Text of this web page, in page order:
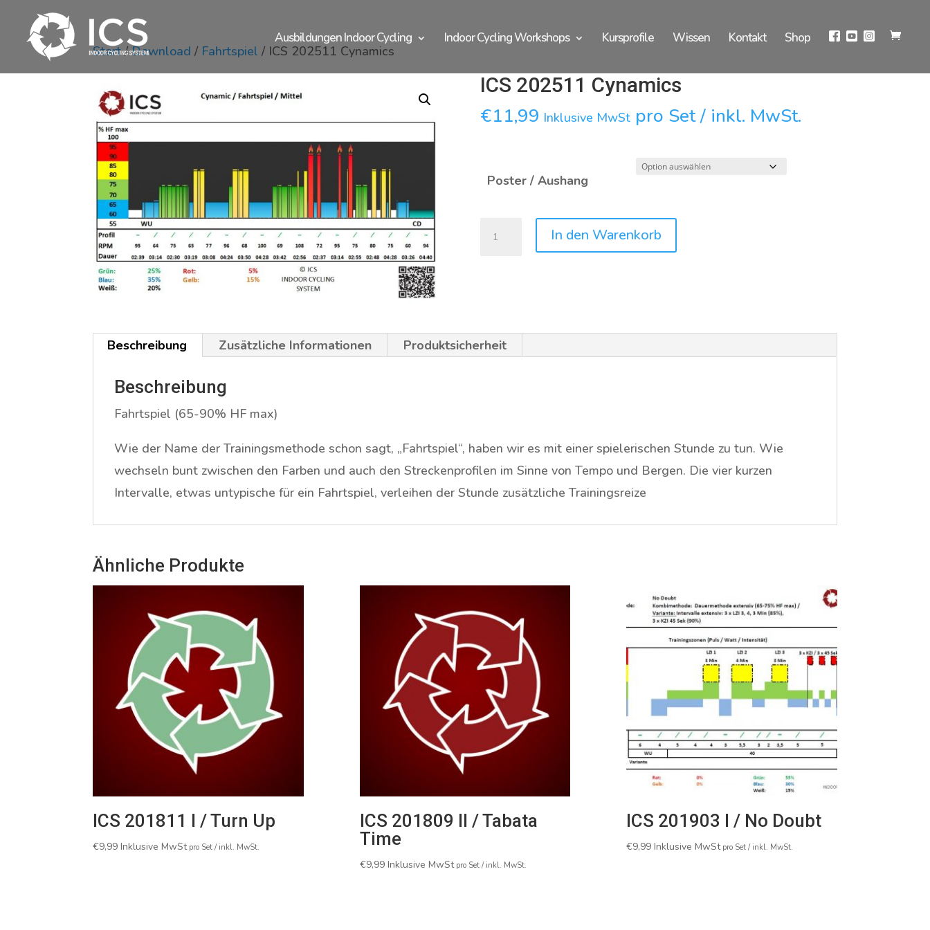
Ausbildungen Indoor Cycling Indoor Cycling Workshops Kursprofile Wissen Kontakt Shop
Start/Download / Fahrtspiel / ICS 202511 Cynamics
ICS 202511 Cynamics
€11,99 Inklusive MwStpro Set / inkl. MwSt.
Poster / Aushang
In den Warenkorb
Beschreibung Zusätzliche Informationen Produktsicherheit
Beschreibung
Fahrtspiel (65-90% HF max)
Wie der Name der Trainingsmethode schon sagt, „Fahrtspiel“, haben wir es mit einer spielerischen Stunde zu tun. Wie
wechseln bunt zwischen den Farben und auch den Streckenprofilen im Sinne von Tempo und Bergen. Die vier kurzen
Intervalle, etwas untypische für ein Fahrtspiel, verleihen der Stunde zusätzliche Trainingsreize
Ähnliche Produkte
ICS 201811 I / Turn Up
€9,99 Inklusive MwStpro Set / inkl. MwSt.
ICS 201809 II / Tabata
Time
€9,99 Inklusive MwStpro Set / inkl. MwSt.
ICS 201903 I / No Doubt
€9,99 Inklusive MwStpro Set / inkl. MwSt.